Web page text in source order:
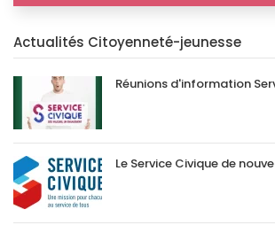
Actualités Citoyenneté-jeunesse
Réunions d'information
Le Service Civique de